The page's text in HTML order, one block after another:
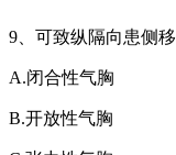
9 、可致纵隔向患侧
A.闭合性气胸
B.开放性气胸